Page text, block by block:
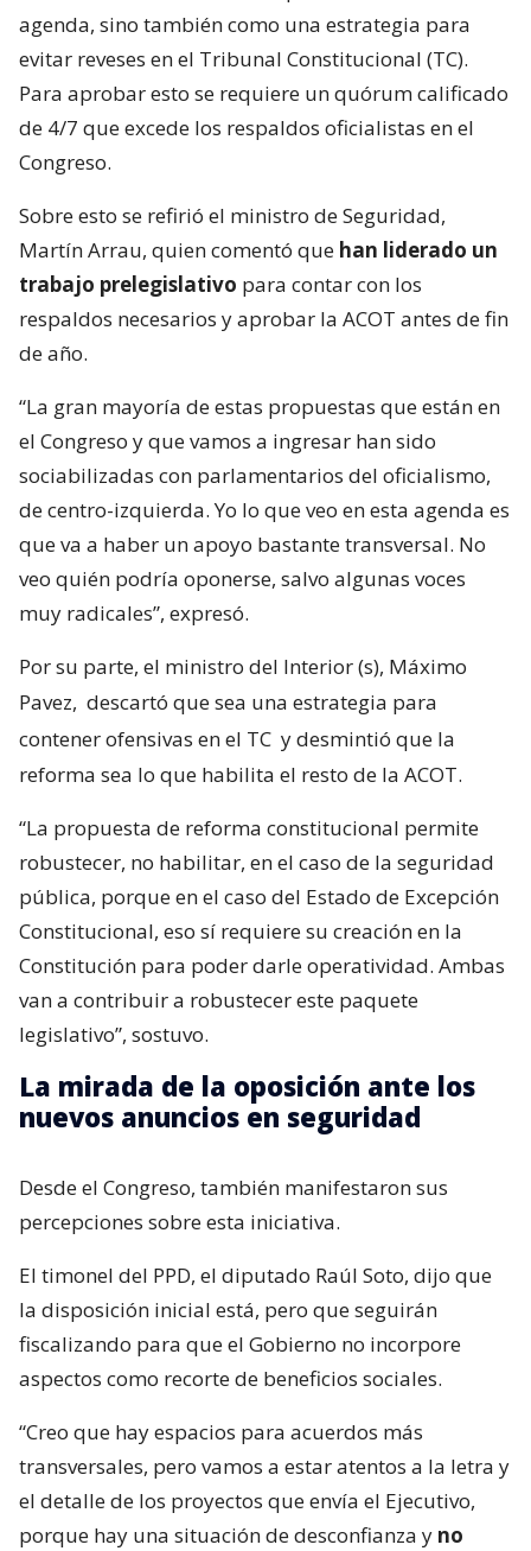
agenda, sino también como una estrategia para
evitar reveses en el Tribunal Constitucional (TC).
Para aprobar esto se requiere un quórum calificado
de 4/7 que excede los respaldos oficialistas en el
Congreso.
Sobre esto se refirió el ministro de Seguridad,
Martín Arrau, quien comentó que han liderado un
trabajo prelegislativo para contar con los
respaldos necesarios y aprobar la ACOT antes de fin
de año.
“La gran mayoría de estas propuestas que están en
el Congreso y que vamos a ingresar han sido
sociabilizadas con parlamentarios del oficialismo,
de centro-izquierda. Yo lo que veo en esta agenda es
que va a haber un apoyo bastante transversal. No
veo quién podría oponerse, salvo algunas voces
muy radicales”, expresó.
Por su parte, el ministro del Interior (s), Máximo
Pavez, descartó que sea una estrategia para
contener ofensivas en el TC y desmintió que la
reforma sea lo que habilita el resto de la ACOT.
“La propuesta de reforma constitucional permite
robustecer, no habilitar, en el caso de la seguridad
pública, porque en el caso del Estado de Excepción
Constitucional, eso sí requiere su creación en la
Constitución para poder darle operatividad. Ambas
van a contribuir a robustecer este paquete
legislativo”, sostuvo.
La mirada de la oposición ante los
nuevos anuncios en seguridad
Desde el Congreso, también manifestaron sus
percepciones sobre esta iniciativa.
El timonel del PPD, el diputado Raúl Soto, dijo que
la disposición inicial está, pero que seguirán
fiscalizando para que el Gobierno no incorpore
aspectos como recorte de beneficios sociales.
“Creo que hay espacios para acuerdos más
transversales, pero vamos a estar atentos a la letra y
el detalle de los proyectos que envía el Ejecutivo,
porque hay una situación de desconfianza y no